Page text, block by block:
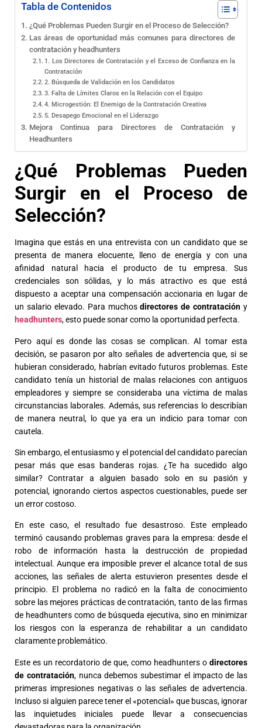
Tabla de Contenidos
¿Qué Problemas Pueden Surgir en el Proceso de Selección?
Las áreas de oportunidad más comunes para directores de
contratación y headhunters
1. Los Directores de Contratación y el Exceso de Confianza en la
Contratación
2. Búsqueda de Validación en los Candidatos
3. Falta de Límites Claros en la Relación con el Equipo
4. Microgestión: El Enemigo de la Contratación Creativa
5. Desapego Emocional en el Liderazgo
Mejora Continua para Directores de Contratación y
Headhunters
¿Qué Problemas Pueden
Surgir en el Proceso de
Selección?
Imagina que estás en una entrevista con un candidato que se
presenta de manera elocuente, lleno de energía y con una
afinidad natural hacia el producto de tu empresa. Sus
credenciales son sólidas, y lo más atractivo es que está
dispuesto a aceptar una compensación accionaria en lugar de
un salario elevado. Para muchosdirectores de contratación y
headhunters, esto puede sonar como la oportunidad perfecta.
Pero aquí es donde las cosas se complican. Al tomar esta
decisión, se pasaron por alto señales de advertencia que, si se
hubieran considerado, habrían evitado futuros problemas. Este
candidato tenía un historial de malas relaciones con antiguos
empleadores y siempre se consideraba una víctima de malas
circunstancias laborales. Además, sus referencias lo describían
de manera neutral, lo que ya era un indicio para tomar con
cautela.
Sin embargo, el entusiasmo y el potencial del candidato parecían
pesar más que esas banderas rojas. ¿Te ha sucedido algo
similar? Contratar a alguien basado solo en su pasión y
potencial, ignorando ciertos aspectos cuestionables, puede ser
un error costoso.
En este caso, el resultado fue desastroso. Este empleado
terminó causando problemas graves para la empresa: desde el
robo de información hasta la destrucción de propiedad
intelectual. Aunque era imposible prever el alcance total de sus
acciones, las señales de alerta estuvieron presentes desde el
principio. El problema no radicó en la falta de conocimiento
sobre las mejores prácticas de contratación, tanto de las firmas
de headhunters como de búsqueda ejecutiva, sino en minimizar
los riesgos con la esperanza de rehabilitar a un candidato
claramente problemático.
Este es un recordatorio de que, como headhunters o directores
de contratación, nunca debemos subestimar el impacto de las
primeras impresiones negativas o las señales de advertencia.
Incluso si alguien parece tener el «potencial» que buscas, ignorar
las inquietudes iniciales puede llevar a consecuencias